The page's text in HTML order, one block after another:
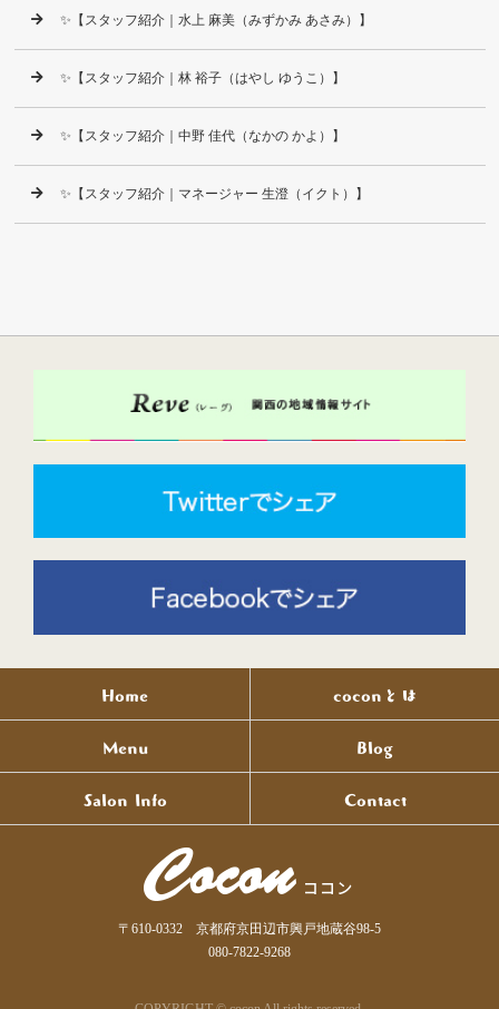
✨【スタッフ紹介｜水上 麻美（みずかみ あさみ）】
✨【スタッフ紹介｜林 裕子（はやし ゆうこ）】
✨【スタッフ紹介｜中野 佳代（なかの かよ）】
✨【スタッフ紹介｜マネージャー 生澄（イクト）】
Home coconとは
Menu Blog
Salon Info Contact
〒610-0332 京都府京田辺市興戸地蔵谷98-5
080-7822-9268